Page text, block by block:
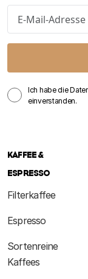
Ich habe die
einverstanden.
KAFFEE &
ESPRESSO
Filterkaffee
Espresso
Sortenreine
Kaffees